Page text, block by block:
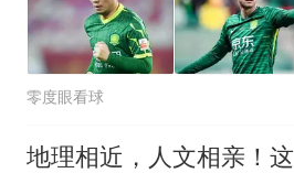
零度眼看球
地理相近，人文相亲！这